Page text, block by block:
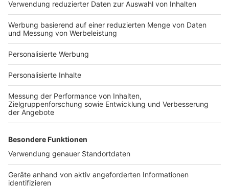
Hausanbieter-Suche
Bauprojekt-Profil
Für Unternehmen
Ihre Baufirma auf bauen.de
Kostenloses Infogespräch